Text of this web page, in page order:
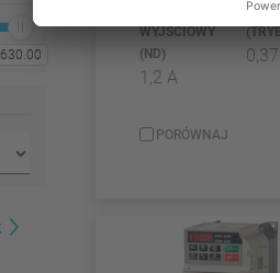
630.00
WYJŚCIOWY
(ND)
1,2 A
PORÓWNAJ